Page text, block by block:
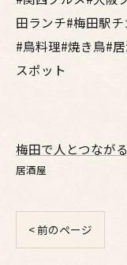
田ランチ#梅田駅
#鳥料理#焼き鳥#
スポット
梅田で人とつなが
居酒屋
< 前のページ